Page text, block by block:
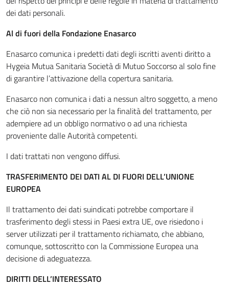
dei dati personali.
Al di fuori della Fondazione Enasarco
Enasarco comunica i predetti dati degli iscritti aventi diritto a
Hygeia Mutua Sanitaria Società di Mutuo Soccorsoal solo fine
di garantire l’attivazione della copertura sanitaria.
Enasarco non comunica i dati a nessun altro soggetto, a meno
che ciò non sia necessario per la finalità del trattamento, per
adempiere ad un obbligo normativo o ad una richiesta
proveniente dalle Autorità competenti.
I dati trattati non vengono diffusi.
TRASFERIMENTO DEI DATI AL DI FUORI DELL’UNIONE
EUROPEA
Il trattamento dei dati suindicati potrebbe comportare il
trasferimento degli stessi in Paesi extra UE, ove risiedono i
server utilizzati per il trattamento richiamato, che abbiano,
comunque, sottoscritto con la Commissione Europea una
decisione di adeguatezza.
DIRITTI DELL’INTERESSATO